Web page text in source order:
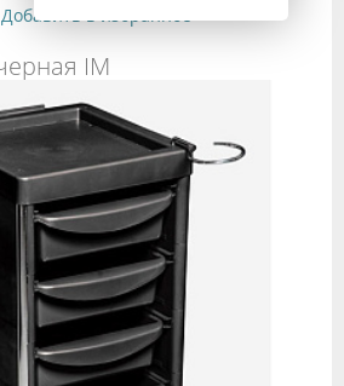
IM
Добавить в избранное